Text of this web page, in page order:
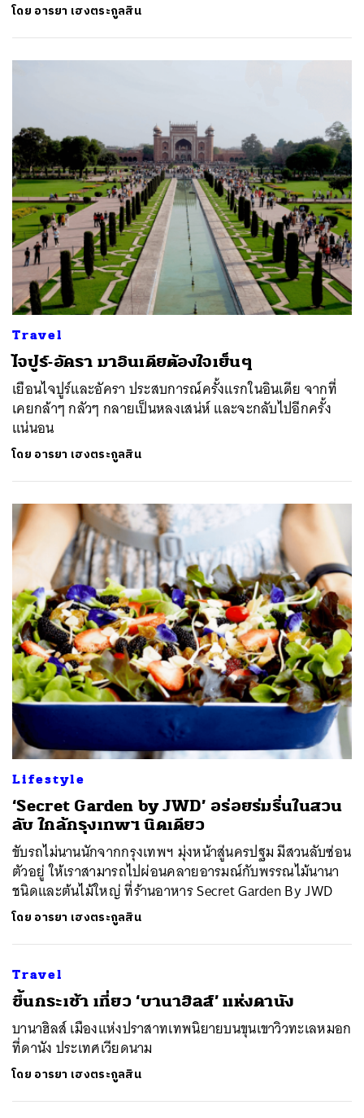
โดย อารยา เฮงตระกูลสิน
Travel
ไจปูร์-อัครา มาอินเดียต้องใจเย็นๆ
เยือนไจปูร์และอัครา ประสบการณ์ครั้งแรกในอินเดีย จากที่
เคยกล้าๆ กลัวๆ กลายเป็นหลงเสน่ห์ และจะกลับไปอีกครั้ง
แน่นอน
โดย อารยา เฮงตระกูลสิน
Lifestyle
‘Secret Garden by JWD’ อร่อยร่มรื่นในสวน
ลับ ใกล้กรุงเทพฯ นิดเดียว
ขับรถไม่นานนักจากกรุงเทพฯ มุ่งหน้าสู่นครปฐม มีสวนลับซ่อน
ตัวอยู่ ให้เราสามารถไปผ่อนคลายอารมณ์กับพรรณไม้นานา
ชนิดและต้นไม้ใหญ่ ที่ร้านอาหาร Secret Garden By JWD
โดย อารยา เฮงตระกูลสิน
Travel
​ขึ้นกระเช้า เที่ยว ‘บานาฮิลส์’ แห่งดานัง
บานาฮิลส์ เมืองแห่งปราสาทเทพนิยายบนขุนเขาวิวทะเลหมอก
ที่ดานัง ประเทศเวียดนาม
โดย อารยา เฮงตระกูลสิน
SHARE TWEET LINE EMAIL